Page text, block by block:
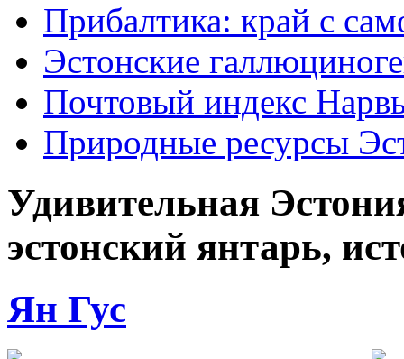
Прибалтика: край с
Эстонские
Почтовый индекс
Природные ресурсы
Удивительная
эстонский янтарь,
Ян Гус